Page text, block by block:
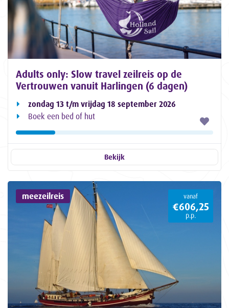
Adults only: Slow travel zeilreis op de
Vertrouwen vanuit Harlingen (6 dagen)
zondag 13 t/m vrijdag 18 september 2026
Boek een bed of hut
Bekijk
meezeilreis vanaf
€606,25
p.p.